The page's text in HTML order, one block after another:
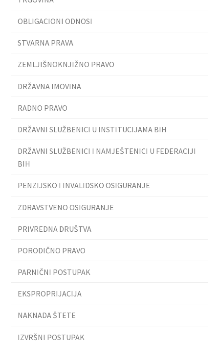
OBLIGACIONI ODNOSI
STVARNA PRAVA
ZEMLJIŠNOKNJIŽNO PRAVO
DRŽAVNA IMOVINA
RADNO PRAVO
DRŽAVNI SLUŽBENICI U INSTITUCIJAMA BIH
DRŽAVNI SLUŽBENICI I NAMJEŠTENICI U FEDERACIJI
BIH
PENZIJSKO I INVALIDSKO OSIGURANJE
ZDRAVSTVENO OSIGURANJE
PRIVREDNA DRUŠTVA
PORODIČNO PRAVO
PARNIČNI POSTUPAK
EKSPROPRIJACIJA
NAKNADA ŠTETE
IZVRŠNI POSTUPAK